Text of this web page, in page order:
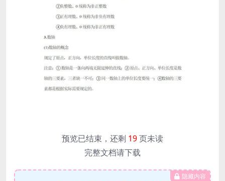
预览已结束，还剩 19页未读
完整文档请下载
隐藏内容